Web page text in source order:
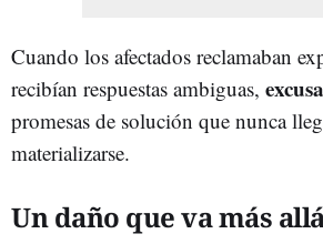
Cuando los afectados reclamaban
recibían respuestas ambiguas,
promesas de solución que nunca
materializarse.
Un daño que va más